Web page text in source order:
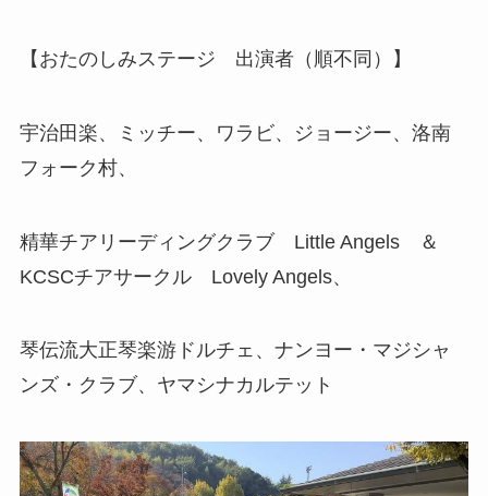
【おたのしみステージ 出演者（順不同）】
宇治田楽、ミッチー、ワラビ、ジョージー、洛南
フォーク村、
精華チアリーディングクラブ Little Angels ＆
KCSCチアサークル Lovely Angels、
琴伝流大正琴楽游ドルチェ、ナンヨー・マジシャ
ンズ・クラブ、ヤマシナカルテット